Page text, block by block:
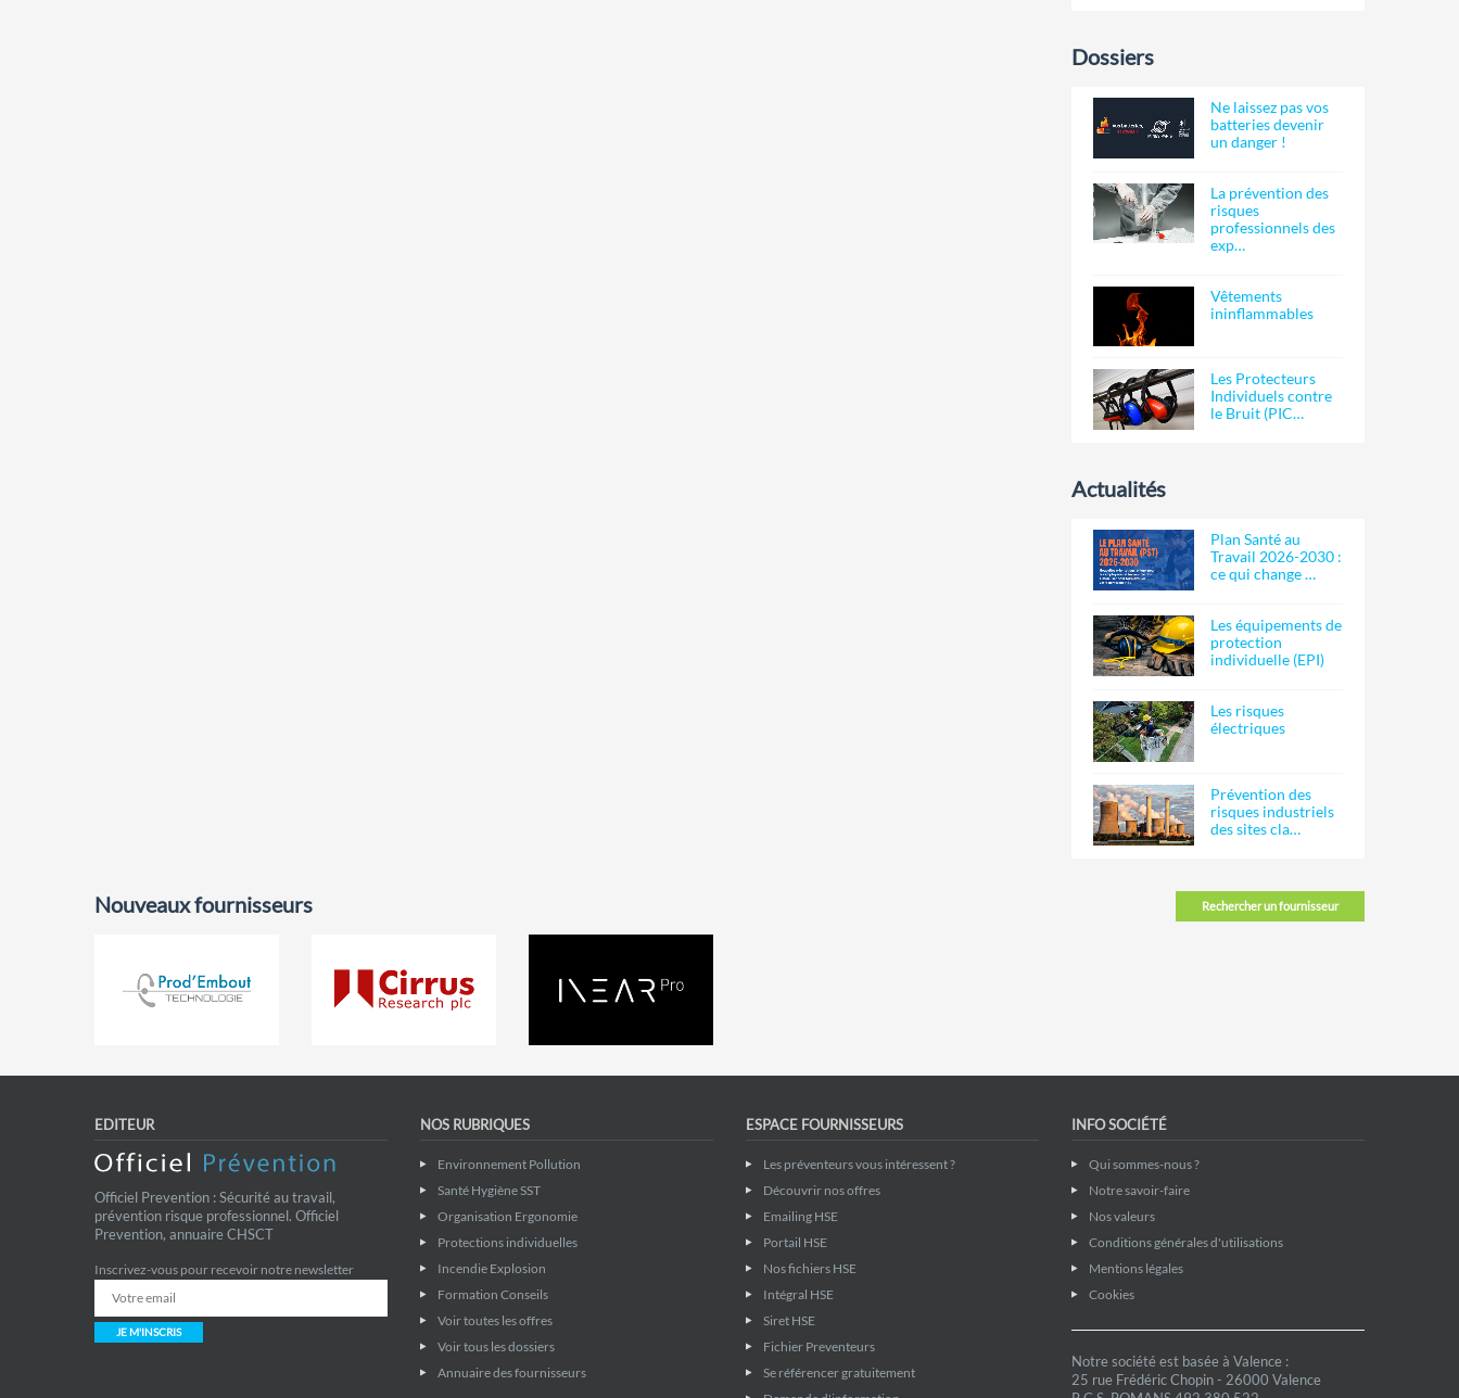
Dossiers
Ne laissez pas vos
batteries devenir
un danger !
La prévention des
risques
professionnels des
exp…
Vêtements
ininflammables
Les Protecteurs
Individuels contre
le Bruit (PIC…
Actualités
Plan Santé au
Travail 2026-2030 :
ce qui change …
Les équipements de
protection
individuelle (EPI)
Les risques
électriques
Prévention des
risques industriels
des sites cla…
Rechercher un fournisseur
Nouveaux fournisseurs
EDITEUR
Officiel Prevention : Sécurité au travail,
prévention risque professionnel. Officiel
Prevention, annuaire CHSCT
Inscrivez-vous pour recevoir notre newsletter
JE M'INSCRIS
NOS RUBRIQUES
Environnement Pollution
Santé Hygiène SST
Organisation Ergonomie
Protections individuelles
Incendie Explosion
Formation Conseils
Voir toutes les offres
Voir tous les dossiers
Annuaire des fournisseurs
ESPACE FOURNISSEURS
Les préventeurs vous intéressent ?
Découvrir nos offres
Emailing HSE
Portail HSE
Nos fichiers HSE
Intégral HSE
Siret HSE
Fichier Preventeurs
Se référencer gratuitement
INFO SOCIÉTÉ
Qui sommes-nous ?
Notre savoir-faire
Nos valeurs
Conditions générales d'utilisations
Mentions légales
Cookies
Notre société est basée à Valence :
25 rue Frédéric Chopin - 26000 Valence